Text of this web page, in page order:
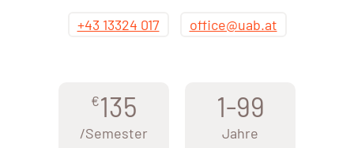
+43 13324 017
office@uab.at
€135
/Semester
1-99
Jahre